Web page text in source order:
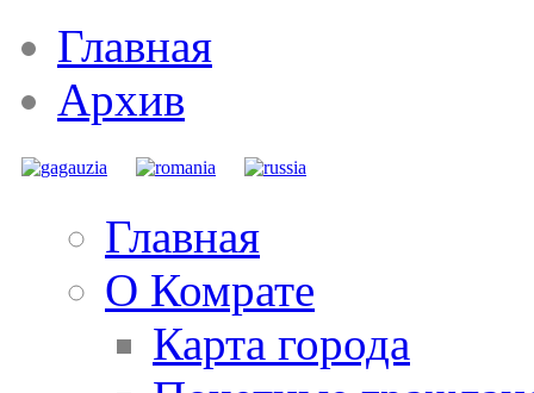
Главная
Архив
Главная
О Комрате
Карта города